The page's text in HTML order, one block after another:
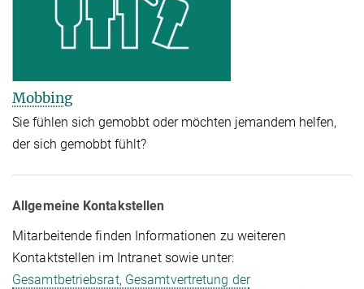
Mobbing
Sie fühlen sich gemobbt oder möchten jemandem helfen,
der sich gemobbt fühlt?
Allgemeine Kontakstellen
Mitarbeitende finden Informationen zu weiteren
Kontaktstellen im Intranet sowie unter:
Gesamtbetriebsrat, Gesamtvertretung der